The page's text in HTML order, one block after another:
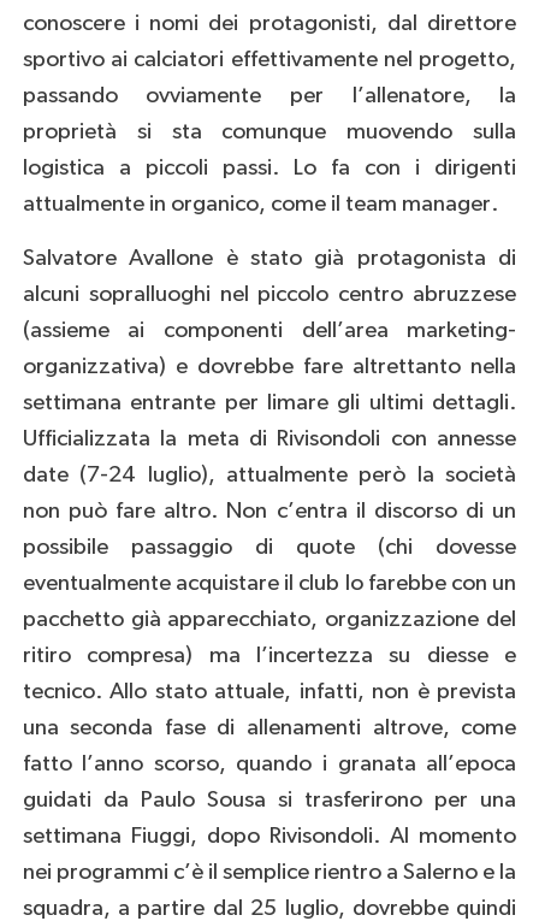
conoscere i nomi dei protagonisti, dal direttore
sportivo ai calciatori effettivamente nel progetto,
passando ovviamente per l’allenatore, la
proprietà si sta comunque muovendo sulla
logistica a piccoli passi. Lo fa con i dirigenti
attualmente in organico, come il team manager.
Salvatore Avallone è stato già protagonista di
alcuni sopralluoghi nel piccolo centro abruzzese
(assieme ai componenti dell’area marketing-
organizzativa) e dovrebbe fare altrettanto nella
settimana entrante per limare gli ultimi dettagli.
Ufficializzata la meta di Rivisondoli con annesse
date (7-24 luglio), attualmente però la società
non può fare altro. Non c’entra il discorso di un
possibile passaggio di quote (chi dovesse
eventualmente acquistare il club lo farebbe con un
pacchetto già apparecchiato, organizzazione del
ritiro compresa) ma l’incertezza su diesse e
tecnico. Allo stato attuale, infatti, non è prevista
una seconda fase di allenamenti altrove, come
fatto l’anno scorso, quando i granata all’epoca
guidati da Paulo Sousa si trasferirono per una
settimana Fiuggi, dopo Rivisondoli. Al momento
nei programmi c’è il semplice rientro a Salerno e la
squadra, a partire dal 25 luglio, dovrebbe quindi